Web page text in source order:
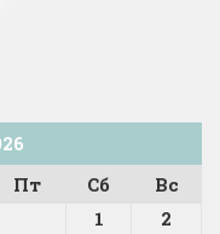
Пт Сб
Вс
1
2